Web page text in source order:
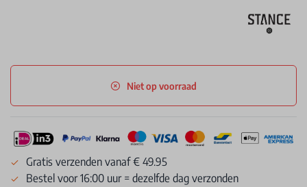
Niet op voorraad
Gratis verzenden vanaf € 49.95
Bestel voor 16:00 uur = dezelfde dag verzonden